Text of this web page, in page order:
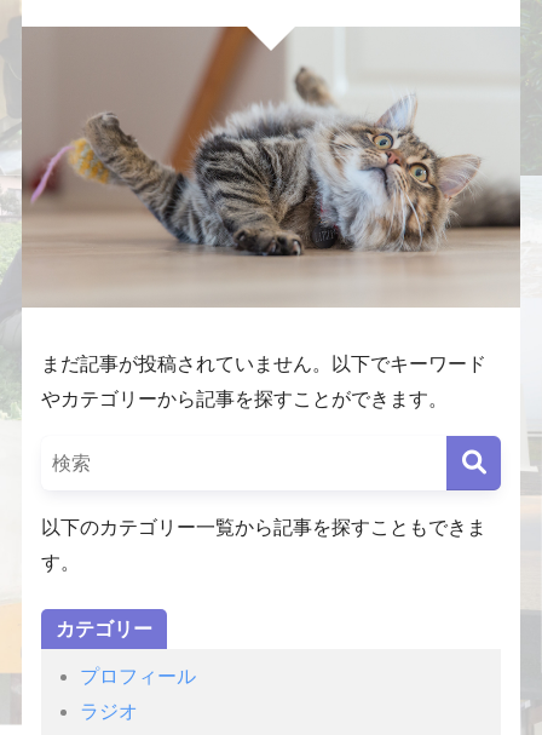
まだ記事が投稿されていません。以下でキーワード
やカテゴリーから記事を探すことができます。
以下のカテゴリー一覧から記事を探すこともできま
す。
カテゴリー
プロフィール
ラジオ